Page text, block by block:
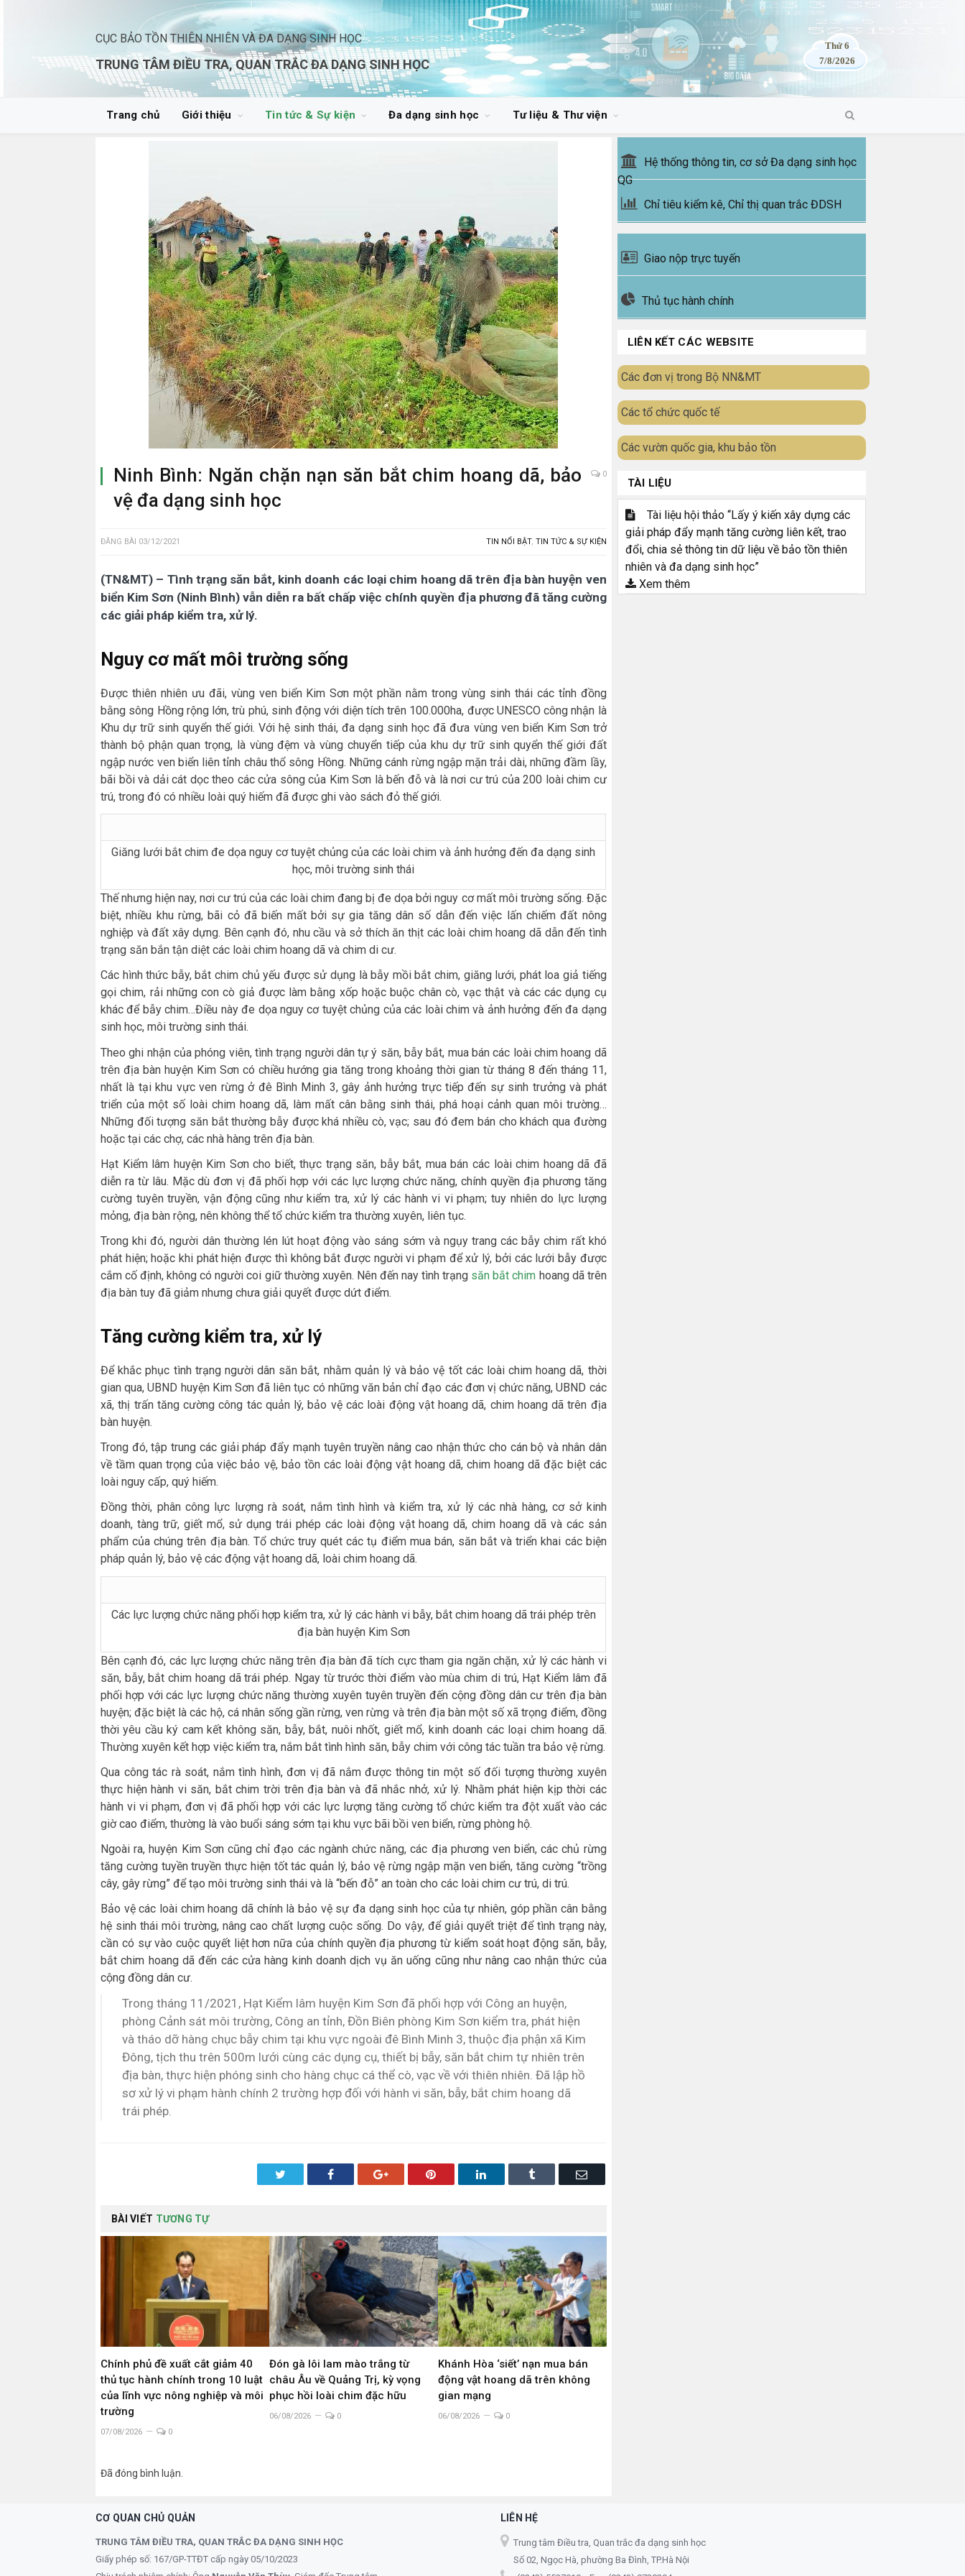
CỤC BẢO TỒN THIÊN NHIÊN VÀ ĐA DẠNG SINH HỌC
TRUNG TÂM ĐIỀU TRA, QUAN TRẮC ĐA DẠNG SINH HỌC
Thứ 6
7/8/2026
Trang chủ Giới thiệu Tin tức & Sự kiện Đa dạng sinh học Tư liệu & Thư viện
Ninh Bình: Ngăn chặn nạn săn bắt chim hoang dã, bảo
vệ đa dạng sinh học
0
ĐĂNG BÀI 03/12/2021 TIN NỔI BẬT, TIN TỨC & SỰ KIỆN
(TN&MT) – Tình trạng săn bắt, kinh doanh các loại chim hoang dã trên địa bàn huyện ven
biển Kim Sơn (Ninh Bình) vẫn diễn ra bất chấp việc chính quyền địa phương đã tăng cường
các giải pháp kiểm tra, xử lý.
Nguy cơ mất môi trường sống
Được thiên nhiên ưu đãi, vùng ven biển Kim Sơn một phần nằm trong vùng sinh thái các tỉnh đồng
bằng sông Hồng rộng lớn, trù phú, sinh động với diện tích trên 100.000ha, được UNESCO công nhận là
Khu dự trữ sinh quyển thế giới. Với hệ sinh thái, đa dạng sinh học đã đưa vùng ven biển Kim Sơn trở
thành bộ phận quan trọng, là vùng đệm và vùng chuyển tiếp của khu dự trữ sinh quyển thế giới đất
ngập nước ven biển liên tỉnh châu thổ sông Hồng. Những cánh rừng ngập mặn trải dài, những đầm lầy,
bãi bồi và dải cát dọc theo các cửa sông của Kim Sơn là bến đỗ và là nơi cư trú của 200 loài chim cư
trú, trong đó có nhiều loài quý hiếm đã được ghi vào sách đỏ thế giới.
Giăng lưới bắt chim đe dọa nguy cơ tuyệt chủng của các loài chim và ảnh hưởng đến đa dạng sinh
học, môi trường sinh thái
Thế nhưng hiện nay, nơi cư trú của các loài chim đang bị đe dọa bởi nguy cơ mất môi trường sống. Đặc
biệt, nhiều khu rừng, bãi cỏ đã biến mất bởi sự gia tăng dân số dẫn đến việc lấn chiếm đất nông
nghiệp và đất xây dựng. Bên cạnh đó, nhu cầu và sở thích ăn thịt các loài chim hoang dã dẫn đến tình
trạng săn bắn tận diệt các loài chim hoang dã và chim di cư.
Các hình thức bẫy, bắt chim chủ yếu được sử dụng là bẫy mồi bắt chim, giăng lưới, phát loa giả tiếng
gọi chim, rải những con cò giả được làm bằng xốp hoặc buộc chân cò, vạc thật và các các dụng cụ
khác để bẫy chim…Điều này đe dọa nguy cơ tuyệt chủng của các loài chim và ảnh hưởng đến đa dạng
sinh học, môi trường sinh thái.
Theo ghi nhận của phóng viên, tình trạng người dân tự ý săn, bẫy bắt, mua bán các loài chim hoang dã
trên địa bàn huyện Kim Sơn có chiều hướng gia tăng trong khoảng thời gian từ tháng 8 đến tháng 11,
nhất là tại khu vực ven rừng ở đê Bình Minh 3, gây ảnh hưởng trực tiếp đến sự sinh trưởng và phát
triển của một số loài chim hoang dã, làm mất cân bằng sinh thái, phá hoại cảnh quan môi trường…
Những đối tượng săn bắt thường bẫy được khá nhiều cò, vạc; sau đó đem bán cho khách qua đường
hoặc tại các chợ, các nhà hàng trên địa bàn.
Hạt Kiểm lâm huyện Kim Sơn cho biết, thực trạng săn, bẫy bắt, mua bán các loài chim hoang dã đã
diễn ra từ lâu. Mặc dù đơn vị đã phối hợp với các lực lượng chức năng, chính quyền địa phương tăng
cường tuyên truyền, vận động cũng như kiểm tra, xử lý các hành vi vi phạm; tuy nhiên do lực lượng
mỏng, địa bàn rộng, nên không thể tổ chức kiểm tra thường xuyên, liên tục.
Trong khi đó, người dân thường lén lút hoạt động vào sáng sớm và ngụy trang các bẫy chim rất khó
phát hiện; hoặc khi phát hiện được thì không bắt được người vi phạm để xử lý, bởi các lưới bẫy được
cắm cố định, không có người coi giữ thường xuyên. Nên đến nay tình trạng săn bắt chim hoang dã trên
địa bàn tuy đã giảm nhưng chưa giải quyết được dứt điểm.
Tăng cường kiểm tra, xử lý
Để khắc phục tình trạng người dân săn bắt, nhằm quản lý và bảo vệ tốt các loài chim hoang dã, thời
gian qua, UBND huyện Kim Sơn đã liên tục có những văn bản chỉ đạo các đơn vị chức năng, UBND các
xã, thị trấn tăng cường công tác quản lý, bảo vệ các loài động vật hoang dã, chim hoang dã trên địa
bàn huyện.
Trong đó, tập trung các giải pháp đẩy mạnh tuyên truyền nâng cao nhận thức cho cán bộ và nhân dân
về tầm quan trọng của việc bảo vệ, bảo tồn các loài động vật hoang dã, chim hoang dã đặc biệt các
loài nguy cấp, quý hiếm.
Đồng thời, phân công lực lượng rà soát, nắm tình hình và kiểm tra, xử lý các nhà hàng, cơ sở kinh
doanh, tàng trữ, giết mổ, sử dụng trái phép các loài động vật hoang dã, chim hoang dã và các sản
phẩm của chúng trên địa bàn. Tổ chức truy quét các tụ điểm mua bán, săn bắt và triển khai các biện
pháp quản lý, bảo vệ các động vật hoang dã, loài chim hoang dã.
Các lực lượng chức năng phối hợp kiểm tra, xử lý các hành vi bẫy, bắt chim hoang dã trái phép trên
địa bàn huyện Kim Sơn
Bên cạnh đó, các lực lượng chức năng trên địa bàn đã tích cực tham gia ngăn chặn, xử lý các hành vi
săn, bẫy, bắt chim hoang dã trái phép. Ngay từ trước thời điểm vào mùa chim di trú, Hạt Kiểm lâm đã
phối hợp với các lực lượng chức năng thường xuyên tuyên truyền đến cộng đồng dân cư trên địa bàn
huyện; đặc biệt là các hộ, cá nhân sống gần rừng, ven rừng và trên địa bàn một số xã trọng điểm, đồng
thời yêu cầu ký cam kết không săn, bẫy, bắt, nuôi nhốt, giết mổ, kinh doanh các loại chim hoang dã.
Thường xuyên kết hợp việc kiểm tra, nắm bắt tình hình săn, bẫy chim với công tác tuần tra bảo vệ rừng.
Qua công tác rà soát, nắm tình hình, đơn vị đã nắm được thông tin một số đối tượng thường xuyên
thực hiện hành vi săn, bắt chim trời trên địa bàn và đã nhắc nhở, xử lý. Nhằm phát hiện kịp thời các
hành vi vi phạm, đơn vị đã phối hợp với các lực lượng tăng cường tổ chức kiểm tra đột xuất vào các
giờ cao điểm, thường là vào buổi sáng sớm tại khu vực bãi bồi ven biển, rừng phòng hộ.
Ngoài ra, huyện Kim Sơn cũng chỉ đạo các ngành chức năng, các địa phương ven biển, các chủ rừng
tăng cường tuyền truyền thực hiện tốt tác quản lý, bảo vệ rừng ngập mặn ven biển, tăng cường “trồng
cây, gây rừng” để tạo môi trường sinh thái và là “bến đỗ” an toàn cho các loài chim cư trú, di trú.
Bảo vệ các loài chim hoang dã chính là bảo vệ sự đa dạng sinh học của tự nhiên, góp phần cân bằng
hệ sinh thái môi trường, nâng cao chất lượng cuộc sống. Do vậy, để giải quyết triệt để tình trạng này,
cần có sự vào cuộc quyết liệt hơn nữa của chính quyền địa phương từ kiểm soát hoạt động săn, bẫy,
bắt chim hoang dã đến các cửa hàng kinh doanh dịch vụ ăn uống cũng như nâng cao nhận thức của
cộng đồng dân cư.
Trong tháng 11/2021, Hạt Kiểm lâm huyện Kim Sơn đã phối hợp với Công an huyện,
phòng Cảnh sát môi trường, Công an tỉnh, Đồn Biên phòng Kim Sơn kiểm tra, phát hiện
và tháo dỡ hàng chục bẫy chim tại khu vực ngoài đê Bình Minh 3, thuộc địa phận xã Kim
Đông, tịch thu trên 500m lưới cùng các dụng cụ, thiết bị bẫy, săn bắt chim tự nhiên trên
địa bàn, thực hiện phóng sinh cho hàng chục cá thể cò, vạc về với thiên nhiên. Đã lập hồ
sơ xử lý vi phạm hành chính 2 trường hợp đối với hành vi săn, bẫy, bắt chim hoang dã
trái phép.
Twitter Facebook Google+ Pinterest LinkedIn Tumblr Email
BÀI VIẾT TƯƠNG TỰ
Chính phủ đề xuất cắt giảm 40
thủ tục hành chính trong 10 luật
của lĩnh vực nông nghiệp và môi
trường
07/08/2026 0
Đón gà lôi lam mào trắng từ
châu Âu về Quảng Trị, kỳ vọng
phục hồi loài chim đặc hữu
06/08/2026 0
Khánh Hòa ‘siết’ nạn mua bán
động vật hoang dã trên không
gian mạng
06/08/2026 0
Đã đóng bình luận.
Hệ thống thông tin, cơ sở Đa dạng sinh học
QG
Chỉ tiêu kiểm kê, Chỉ thị quan trắc ĐDSH
Giao nộp trực tuyến
Thủ tục hành chính
LIÊN KẾT CÁC WEBSITE
Các đơn vị trong Bộ NN&MT
Các tổ chức quốc tế
Các vườn quốc gia, khu bảo tồn
TÀI LIỆU
Tài liệu hội thảo “Lấy ý kiến xây dựng các
giải pháp đẩy mạnh tăng cường liên kết, trao
đổi, chia sẻ thông tin dữ liệu về bảo tồn thiên
nhiên và đa dạng sinh học”
Xem thêm
CƠ QUAN CHỦ QUẢN
TRUNG TÂM ĐIỀU TRA, QUAN TRẮC ĐA DẠNG SINH HỌC
Giấy phép số: 167/GP-TTĐT cấp ngày 05/10/2023
LIÊN HỆ
Trung tâm Điều tra, Quan trắc đa dạng sinh học
Số 02, Ngọc Hà, phường Ba Đình, TP.Hà Nội